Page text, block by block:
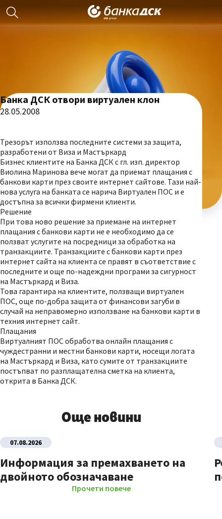
Банка ДСК отвори виртуален клон
28.05.2008
Трезорът използва последните системи за защита,
разработени от Виза и Мастъркард
Бизнес клиентите на Банка ДСК с гл. изп. директор
Виолина Маринова вече могат да приемат плащания с
банкови карти през своите интернет сайтове. Тази най-
нова услуга на банката се нарича Виртуален ПОС и е
достъпна за всички фирмени клиенти.
Решение
При това ново решение за приемане на интернет
плащания с банкови карти не е необходимо да се
ползват услугите на посредници за обработка на
транзакциите. Транзакциите с банкови карти през
интернет сайта на клиента се правят в съответствие с
последните и още по-надеждни програми за сигурност
на Мастъркард и Виза.
Това гарантира на клиентите, ползващи виртуален
ПОС, още по-добра защита от финансови загуби в
случай на неправомерно използване на банкови карти в
техния интернет сайт.
Плащания
Виртуалният ПОС обработва онлайн плащания с
чуждестранни и местни банкови карти, носещи логата
на Мастъркард и Виза, като сумите от транзакциите
постъпват по разплащателна сметка на клиента,
открита в Банка ДСК.
Още новини
07.08.2026
Информация за премахването на
двойното обозначаване
Прочети повече